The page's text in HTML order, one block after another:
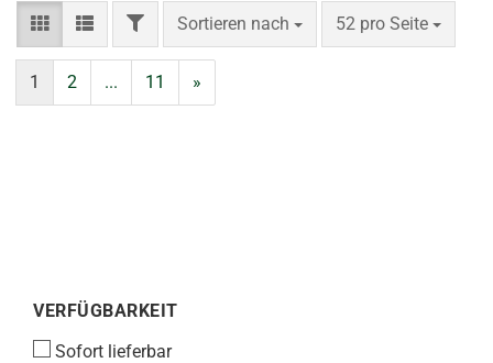
FILTERSortieren nach
Sortieren nach 52 pro Seite
pro Seite
1 2 ... 11 »
VERFÜGBARKEIT
VERFÜGBARKEIT
Sofort lieferbar